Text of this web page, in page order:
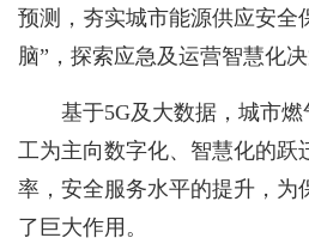
预测，夯实城市能源供应安全
脑”，探索应急及运营智慧化决
基于5G及大数据，城市
工为主向数字化、智慧化的跃
率，安全服务水平的提升，为
了巨大作用。